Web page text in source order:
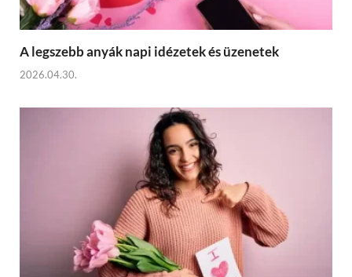
A legszebb anyák napi idézetek és üzenetek
2026.04.30.